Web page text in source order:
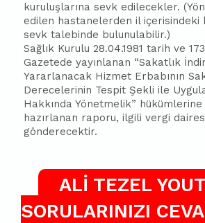
kuruluşlarına sevk edilecekler.
edilen hastanelerden il içerisindeki
sevk talebinde bulunulabilir.)
Sağlık Kurulu 28.04.1981 tarih ve
Gazetede yayınlanan “Sakatlık
Yararlanacak Hizmet Erbabının
Derecelerinin Tespit Şekli ile
Hakkında Yönetmelik” hükümlerine
hazırlanan raporu, ilgili vergi
gönderecektir.
ALİ TEZEL
SORULARINIZI